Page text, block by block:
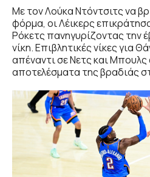
Με τον Λούκα Ντόντσιτς να
φόρμα, οι Λέικερς
Ρόκετς πανηγυρίζοντας την
νίκη. Επιβλητικές νίκες για
απέναντι σε Νετς και
αποτελέσματα της βραδιάς